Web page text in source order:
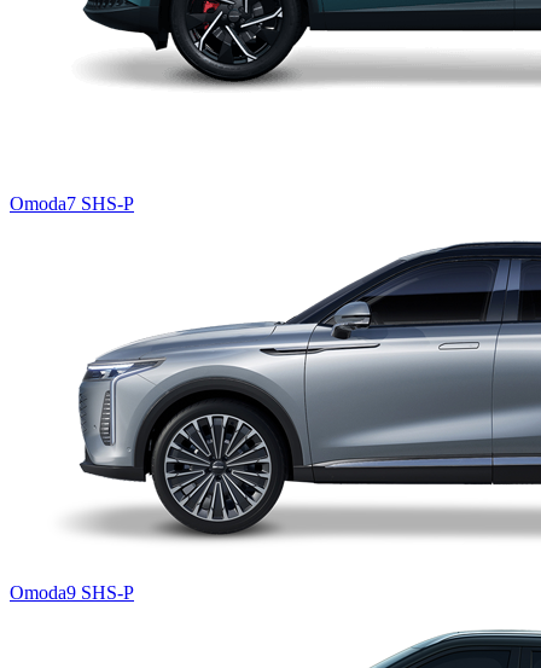
Omoda7 SHS-P
Omoda9 SHS-P